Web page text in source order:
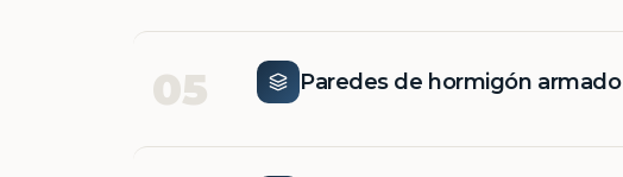
05 Paredes de hormigón armado